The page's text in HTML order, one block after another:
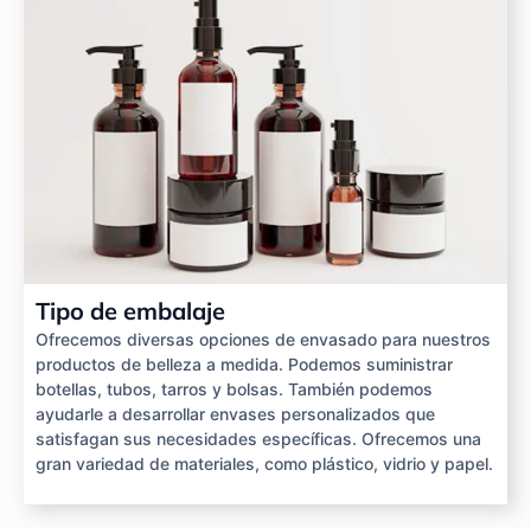
Tipo de embalaje
Ofrecemos diversas opciones de envasado para nuestros
productos de belleza a medida. Podemos suministrar
botellas, tubos, tarros y bolsas. También podemos
ayudarle a desarrollar envases personalizados que
satisfagan sus necesidades específicas. Ofrecemos una
gran variedad de materiales, como plástico, vidrio y papel.